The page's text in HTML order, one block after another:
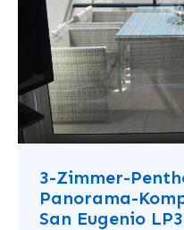
3-Zimmer-
Panorama-
San Eugenio